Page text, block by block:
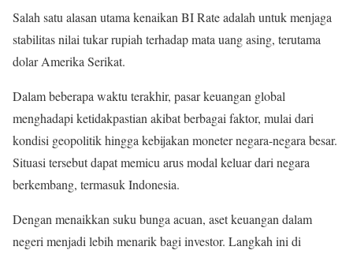
Salah satu alasan utama kenaikan BI Rate adalah untuk menjaga
stabilitas nilai tukar rupiah terhadap mata uang asing, terutama
dolar Amerika Serikat.
Dalam beberapa waktu terakhir, pasar keuangan global
menghadapi ketidakpastian akibat berbagai faktor, mulai dari
kondisi geopolitik hingga kebijakan moneter negara-negara besar.
Situasi tersebut dapat memicu arus modal keluar dari negara
berkembang, termasuk Indonesia.
Dengan menaikkan suku bunga acuan, aset keuangan dalam
negeri menjadi lebih menarik bagi investor. Langkah ini di